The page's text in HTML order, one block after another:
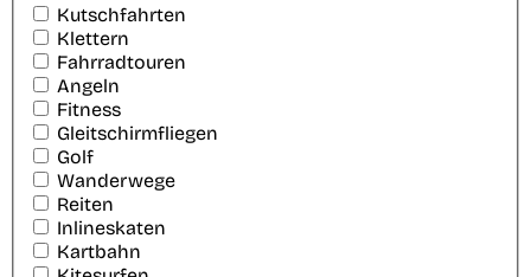
Kutschfahrten
Klettern
Fahrradtouren
Angeln
Fitness
Gleitschirmfliegen
Golf
Wanderwege
Reiten
Inlineskaten
Kartbahn